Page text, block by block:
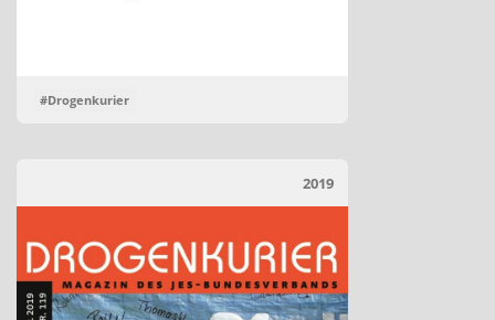
#Drogenkurier
2019